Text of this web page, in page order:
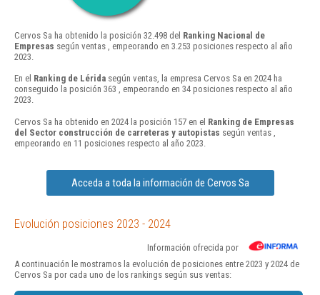
Cervos Sa ha obtenido la posición 32.498 del Ranking Nacional de
Empresas según ventas , empeorando en 3.253 posiciones respecto al año
2023.
En el Ranking de Lérida según ventas, la empresa Cervos Sa en 2024 ha
conseguido la posición 363 , empeorando en 34 posiciones respecto al año
2023.
Cervos Sa ha obtenido en 2024 la posición 157 en el Ranking de Empresas
del Sector construcción de carreteras y autopistas según ventas ,
empeorando en 11 posiciones respecto al año 2023.
Acceda a toda la información de Cervos Sa
Evolución posiciones 2023 - 2024
Información ofrecida por
A continuación le mostramos la evolución de posiciones entre 2023 y 2024 de
Cervos Sa por cada uno de los rankings según sus ventas: